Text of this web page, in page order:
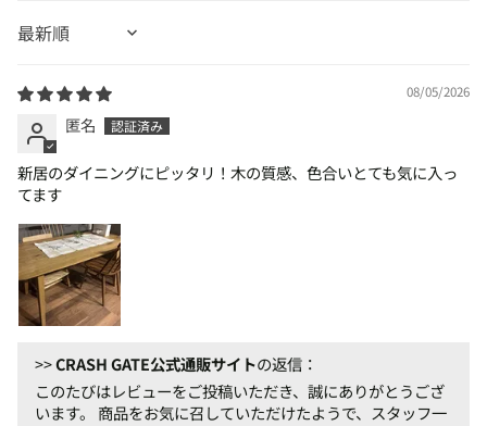
Sort by
08/05/2026
匿名
新居のダイニングにピッタリ！木の質感、色合いとても気に入っ
てます
>>CRASH GATE公式通販サイトの返信：
このたびはレビューをご投稿いただき、誠にありがとうござ
います。 商品をお気に召していただけたようで、スタッフ一